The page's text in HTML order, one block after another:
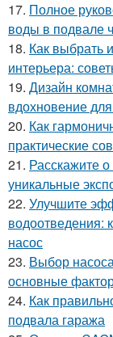
17. Полное
воды в подвале
18. Как выбрать
интерьера:
19. Дизайн
вдохновение
20. Как
практические
21. Расскажите
уникальные
22. Улучшите
водоотведения:
насос
23. Выбор
основные
24. Как
подвала гаража